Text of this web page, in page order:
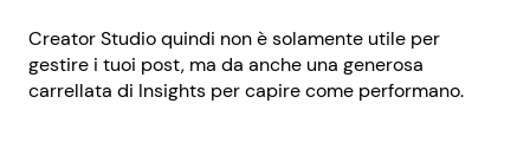
Creator Studio quindi non è solamente utile per
gestire i tuoi post, ma da anche una generosa
carrellata di Insights per capire come performano.